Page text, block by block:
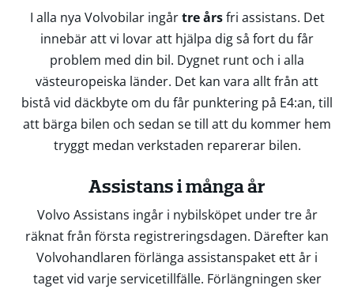
I alla nya Volvobilar ingårtre årsfri assistans. Det
innebär att vi lovar att hjälpa dig så fort du får
problem med din bil. Dygnet runt och i alla
västeuropeiska länder. Det kan vara allt från att
bistå vid däckbyte om du får punktering på E4:an, till
att bärga bilen och sedan se till att du kommer hem
tryggt medan verkstaden reparerar bilen.
Assistans i många år
Volvo Assistans ingår i nybilsköpet under tre år
räknat från första registreringsdagen. Därefter kan
Volvohandlaren förlänga assistanspaket ett år i
taget vid varje servicetillfälle. Förlängningen sker